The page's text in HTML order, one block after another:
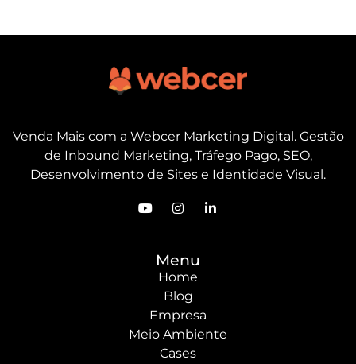
Venda Mais com a Webcer Marketing Digital. Gestão
de Inbound Marketing, Tráfego Pago, SEO,
Desenvolvimento de Sites e Identidade Visual.
Menu
Home
Blog
Empresa
Meio Ambiente
Cases